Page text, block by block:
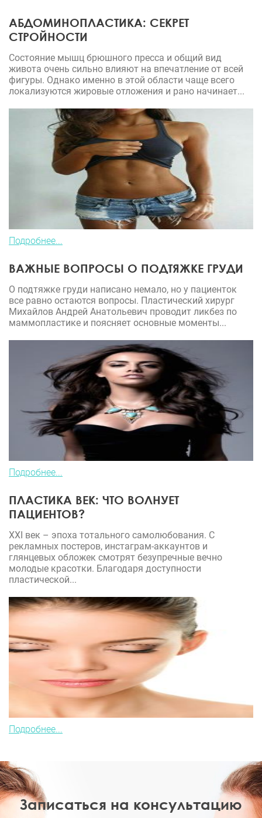
АБДОМИНОПЛАСТИКА: СЕКРЕТ
СТРОЙНОСТИ
Состояние мышц брюшного пресса и общий вид
живота очень сильно влияют на впечатление от всей
фигуры. Однако именно в этой области чаще всего
локализуются жировые отложения и рано начинает...
Подробнее...
ВАЖНЫЕ ВОПРОСЫ О ПОДТЯЖКЕ ГРУДИ
О подтяжке груди написано немало, но у пациенток
все равно остаются вопросы. Пластический хирург
Михайлов Андрей Анатольевич проводит ликбез по
маммопластике и поясняет основные моменты...
Подробнее...
ПЛАСТИКА ВЕК: ЧТО ВОЛНУЕТ
ПАЦИЕНТОВ?
XXI век – эпоха тотального самолюбования. С
рекламных постеров, инстаграм-аккаунтов и
глянцевых обложек смотрят безупречные вечно
молодые красотки. Благодаря доступности
пластической...
Подробнее...
Записаться на консультацию